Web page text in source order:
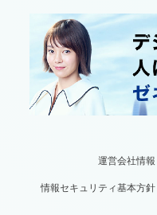
運営会社情報
情報セキュリティ基本方針